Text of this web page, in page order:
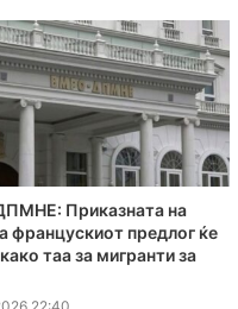
Приказната на
францускиот предлог ќе
таа за мигранти за